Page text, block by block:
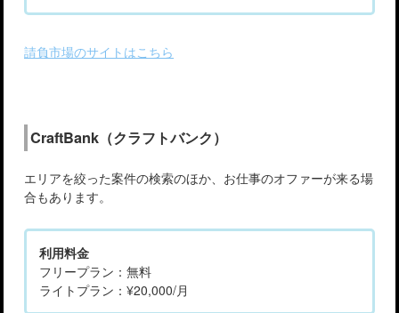
請負市場のサイトはこちら
CraftBank（クラフトバンク）
エリアを絞った案件の検索のほか、お仕事のオファーが来る場
合もあります。
利用料金
フリープラン：無料
ライトプラン：¥20,000/月